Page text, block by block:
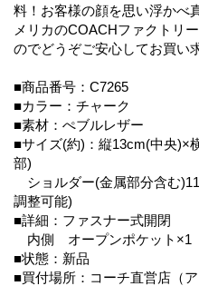
料！お客様の顔を思い浮かべ
メリカのCOACHファクトリ
のでどうぞご安心してお買い
■商品番号：C7265
■カラー：チャーク
■素材：ぺブルレザー
■サイズ(約)：縦13cm(中央)×
部)
ショルダー(金属部分含む
調整可能)
■詳細：ファスナー式開閉
内側 オープンポケット×1
■状態：新品
■買付場所：コーチ直営店（ア